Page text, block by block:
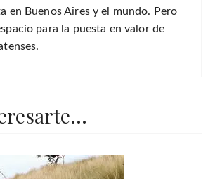
en Buenos Aires y el mundo. Pero
para la puesta en valor de